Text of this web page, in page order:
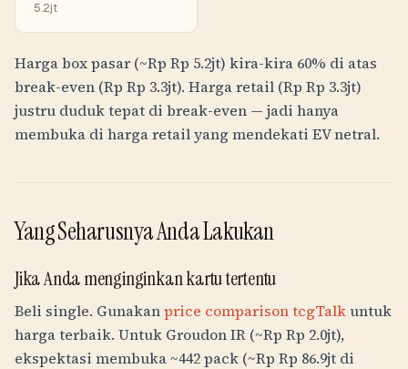
5.2jt
Harga box pasar (~Rp Rp 5.2jt) kira-kira 60% di atas
break-even (Rp Rp 3.3jt). Harga retail (Rp Rp 3.3jt)
justru duduk tepat di break-even — jadi hanya
membuka di harga retail yang mendekati EV netral.
Yang Seharusnya Anda Lakukan
Jika Anda menginginkan kartu tertentu
Beli single. Gunakanprice comparison tcgTalkuntuk
harga terbaik. Untuk Groudon IR (~Rp Rp 2.0jt),
ekspektasi membuka ~442 pack (~Rp Rp 86.9jt di